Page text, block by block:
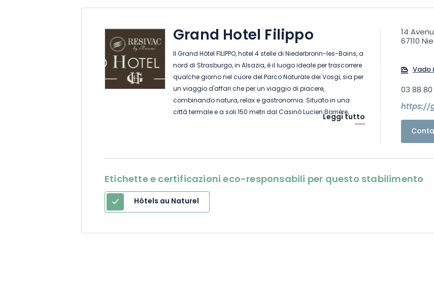
Grand Hotel Filippo
Il Grand Hôtel FILIPPO, hotel 4 stelle di Niederbronn-les-Bains, a
nord di Strasburgo, in Alsazia, è il luogo ideale per trascorrere
qualche giorno nel cuore del Parco Naturale dei Vosgi, sia per
un viaggio d'affari che per un viaggio di piacere,
combinando natura, relax e gastronomia. Situato in una
città termale e a soli 150 metri dal Casinò Lucien Barrière,
questo hotel offre camere moderne con un arredamento Art
Leggi tutto
14
67110
Vado
03 88
https://
Etichette e certificazioni eco-responsabili per questo stabilimento
Hôtels au Naturel